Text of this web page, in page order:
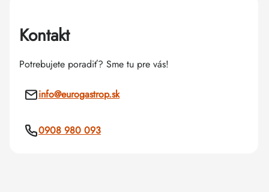
Kontakt
Potrebujete poradiť? Sme tu pre vás!
info@eurogastrop.sk
0908 980 093